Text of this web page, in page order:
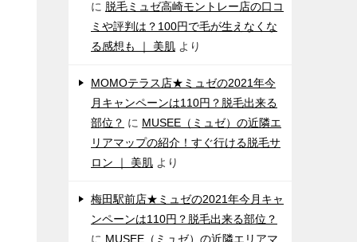
に 脱毛ミュゼ高崎モントレー店の口コ
ミや評判は？100円で毛が生えなくな
る感想も ｜ 美肌 より
MOMOテラス店★ミュゼの2021年今
月キャンペーンは110円？脱毛出来る
部位？ に MUSEE（ミュゼ）の近隣エ
リアマップの紹介！すぐ行ける脱毛サ
ロン ｜ 美肌 より
梅田駅前店★ミュゼの2021年今月キャ
ンペーンは110円？脱毛出来る部位？
に MUSEE（ミュゼ）の近隣エリアマ